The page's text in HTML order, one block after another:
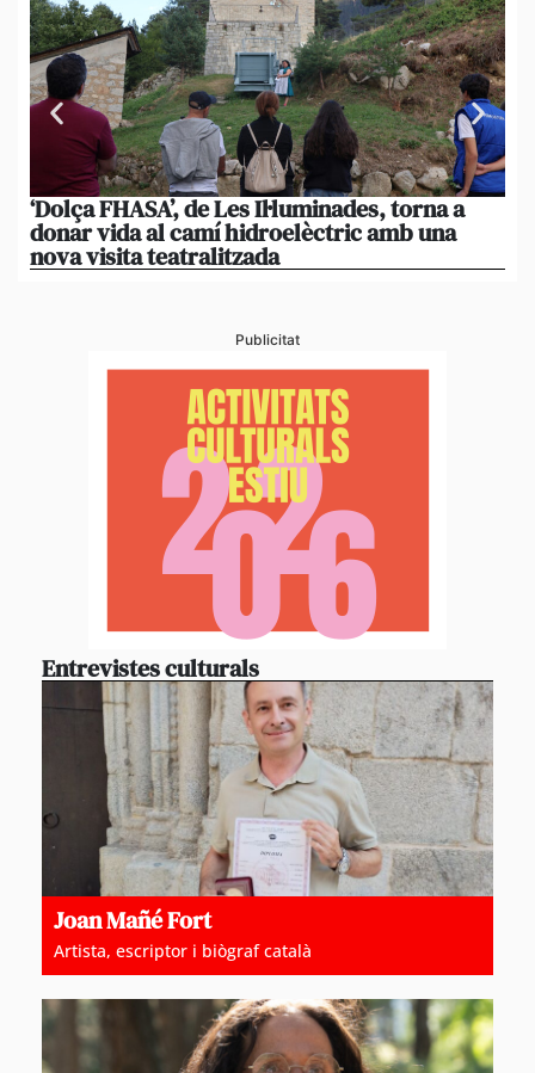
‘Dolça FHASA’, de Les Il·luminades, torna a
donar vida al camí hidroelèctric amb una
nova visita teatralitzada
Publicitat
Entrevistes culturals
Joan Mañé Fort
Artista, escriptor i biògraf català